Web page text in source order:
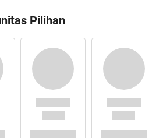
Pilihan